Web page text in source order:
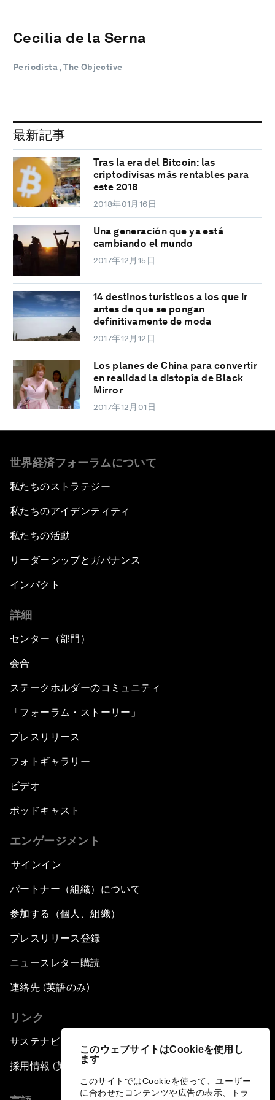
このウェブサイトはCookieを使用し
ます
このサイトではCookieを使って、ユーザー
に合わせたコンテンツや広告の表示、トラ
Cecilia de la Serna
Periodista , The Objective
最新記事
Tras la era del Bitcoin: las
criptodivisas más rentables para
este 2018
2018年01月16日
Una generación que ya está
cambiando el mundo
2017年12月15日
14 destinos turísticos a los que ir
antes de que se pongan
definitivamente de moda
2017年12月12日
Los planes de China para convertir
en realidad la distopía de Black
Mirror
2017年12月01日
世界経済フォーラムについて
私たちのストラテジー
私たちのアイデンティティ
私たちの活動
リーダーシップとガバナンス
インパクト
詳細
センター（部門）
会合
ステークホルダーのコミュニティ
「フォーラム・ストーリー」
プレスリリース
フォトギャラリー
ビデオ
ポッドキャスト
エンゲージメント
サインイン
パートナー（組織）について
参加する（個人、組織）
プレスリリース登録
ニュースレター購読
連絡先 (英語のみ)
リンク
サステナビリティへの取り組み
採用情報 (英語のみ)